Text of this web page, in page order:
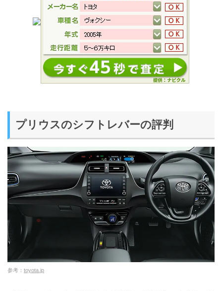
プリウスのシフトレバーの評判
参考： toyota.jp